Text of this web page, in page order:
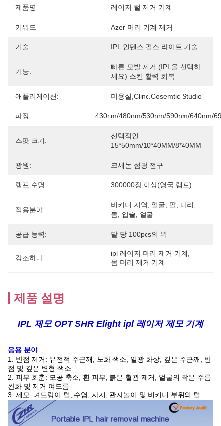
제품명: 레이저 털 제거 기계
키워드: Azer 머리 기계 제거
기술: IPL 인텐스 펄스 라이트 기술
기능:
빠른 모발 제거 (IPL을 선택하
세요) 스킨 활력 회복
애플리케이션: 미용실,clinc.Cosemtic Studio
파장: 430nm/480nm/530nm/590nm/640nm/
스팟 크기:
선택적인
15*50mm/10*40MM/8*40MM
광원: 크세논 섬광 전구
램프 수명: 300000장 이상(영국 램프)
적용분야:
비키니 지역, 얼굴, 팔, 다리,
몸, 입술, 얼굴
공급 능력: 달 당 100pcs의 위
강조하다:
ipl 레이저 머리 제거 기계
몸 머리 제거 기계
제품 설명
IPL 제모 OPT SHR Elight ipl 레이저 제모 기계
응용 분야
1. 반점 제거: 유전적 주근깨, 노화 색소, 일광 화상, 깊은 주근깨, 반
점 및 깊은 변형 색소
2. 피부 회춘: 모공 축소, 흰 피부, 붉은 혈관 제거, 얼굴의 작은 주름
완화 및 제거 여드름
3. 제모: 겨드랑이 털, 수염, 사지, 관자놀이 및 비키니 부위의 털